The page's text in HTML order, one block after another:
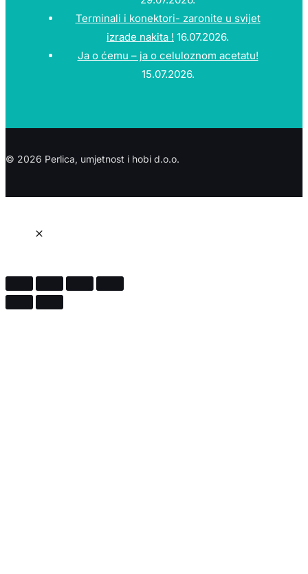
Terminali i konektori- zaronite u svijet
izrade nakita ! 16.07.2026.
Ja o ćemu – ja o celuloznom acetatu!
15.07.2026.
© 2026 Perlica, umjetnost i hobi d.o.o.